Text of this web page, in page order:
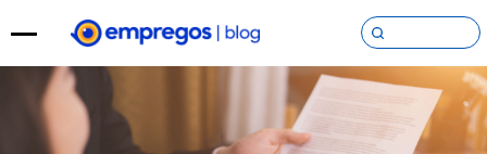
Pular para o conteúdo